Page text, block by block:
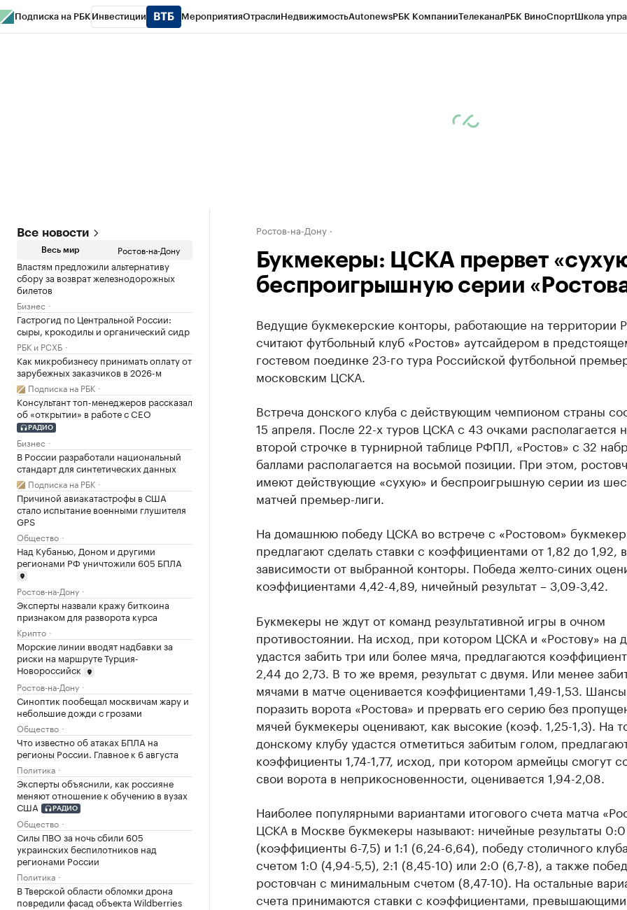
Подписка на РБК Инвестиции МероприятияОтраслиНедвижимостьAutonewsРБК КомпанииТелеканалРБК ВиноСпортШкола
Все новости
Весь мир Ростов-на-Дону
Властям предложили альтернативу
сбору за возврат железнодорожных
билетов
Бизнес
Гастрогид по Центральной России:
сыры, крокодилы и органический сидр
РБК и РСХБ
Как микробизнесу принимать оплату от
зарубежных заказчиков в 2026-м
Подписка на РБК
Консультант топ-менеджеров рассказал
об «открытии» в работе с CEO
РАДИО
Бизнес
В России разработали национальный
стандарт для синтетических данных
Подписка на РБК
Причиной авиакатастрофы в США
стало испытание военными глушителя
GPS
Общество
Над Кубанью, Доном и другими
регионами РФ уничтожили 605 БПЛА
Ростов-на-Дону
Эксперты назвали кражу биткоина
признаком для разворота курса
Крипто
Морские линии вводят надбавки за
риски на маршруте Турция-
Новороссийск
Ростов-на-Дону
Синоптик пообещал москвичам жару и
небольшие дожди с грозами
Общество
Что известно об атаках БПЛА на
регионы России. Главное к 6 августа
Политика
Эксперты объяснили, как россияне
меняют отношение к обучению в вузах
США
РАДИО
Общество
Силы ПВО за ночь сбили 605
украинских беспилотников над
регионами России
Политика
В Тверской области обломки дрона
повредили фасад объекта Wildberries
Ростов-на-Дону
Букмекеры: ЦСКА прервет
беспроигрышную серии
Ведущие букмекерские конторы, работающие на территории
считают футбольный клуб «Ростов» аутсайдером в
гостевом поединке 23-го тура Российской футбольной
московским ЦСКА.
Встреча донского клуба с действующим чемпионом страны
15 апреля. После 22-х туров ЦСКА с 43 очками располагается
второй строчке в турнирной таблице РФПЛ, «Ростов» с 32
баллами располагается на восьмой позиции. При этом,
имеют действующие «сухую» и беспроигрышную серии из
матчей премьер-лиги.
На домашнюю победу ЦСКА во встрече с «Ростовом»
предлагают сделать ставки с коэффициентами от 1,82 до 1,92, в
зависимости от выбранной конторы. Победа желто-синих
коэффициентами 4,42-4,89, ничейный результат – 3,09-3,42.
Букмекеры не ждут от команд результативной игры в очном
противостоянии. На исход, при котором ЦСКА и «Ростову» на
удастся забить три или более мяча, предлагаются
2,44 до 2,73. В то же время, результат с двумя. Или менее
мячами в матче оценивается коэффициентами 1,49-1,53.
поразить ворота «Ростова» и прервать его серию без
мячей букмекеры оценивают, как высокие (коэф. 1,25-1,3). На
донскому клубу удастся отметиться забитым голом,
коэффициенты 1,74-1,77, исход, при котором армейцы смогут
свои ворота в неприкосновенности, оценивается 1,94-2,08.
Наиболее популярными вариантами итогового счета матча
ЦСКА в Москве букмекеры называют: ничейные результаты 0:0
(коэффициенты 6-7,5) и 1:1 (6,24-6,64), победу столичного
счетом 1:0 (4,94-5,5), 2:1 (8,45-10) или 2:0 (6,7-8), а также
ростовчан с минимальным счетом (8,47-10). На остальные
счета принимаются ставки с коэффициентами, превышающими